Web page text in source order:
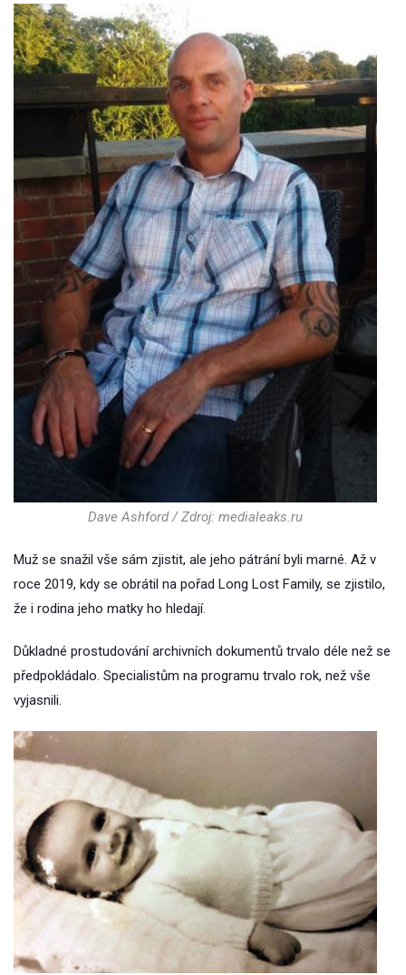
Dave Ashford / Zdroj: medialeaks.ru
Muž se snažil vše sám zjistit, ale jeho pátrání byli marné. Až v
roce 2019, kdy se obrátil na pořad Long Lost Family, se zjistilo,
že i rodina jeho matky ho hledají.
Důkladné prostudování archivních dokumentů trvalo déle než se
předpokládalo. Specialistům na programu trvalo rok, než vše
vyjasnili.